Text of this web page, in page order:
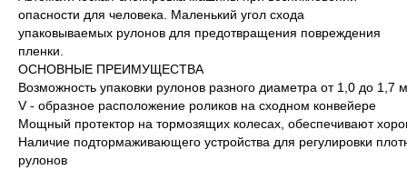
опасности для человека. Маленький угол схода
упаковываемых рулонов для предотвращения повреждения
пленки.
ОСНОВНЫЕ ПРЕИМУЩЕСТВА
Возможность упаковки рулонов разного диаметра от 1,0 до 1,7
V - образное расположение роликов на сходном конвейере
Мощный протектор на тормозящих колесах, обеспечивают
Наличие подтормаживающего устройства для регулировки
рулонов